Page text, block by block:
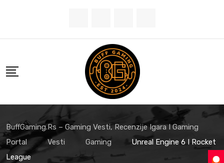
content
BuffGaming.rs – Gaming Vesti, Recenzije Igara I Gaming
Portal
Vesti Gaming
Unreal Engine 6 I Rocket
League